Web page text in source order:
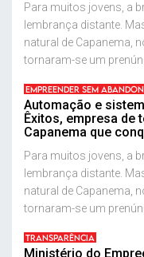
Para muitos jovens, a
lembrança distante.
natural de Capanema,
tornaram-se um
EMPREENDER SEM
Automação e
Êxitos, empresa de
Capanema que
Para muitos jovens, a
lembrança distante.
natural de Capanema,
tornaram-se um
TRANSPARÊNCIA
Ministério do